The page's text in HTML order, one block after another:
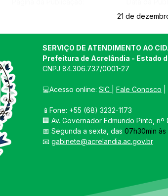
21 de
SERVIÇO DE ATENDIMENTO AO
Prefeitura de Acrelândia - Estado
CNPJ 84.306.737/0001-27
💻Acesso online: SIC Fale Conosco
📱Fone: +55 (68) 3232-1173
🏢 Av. Governador Edmundo Pinto,
📅 Segunda a sexta, das 07h30min às
📧 gabinete@acrelandia.ac.gov.br